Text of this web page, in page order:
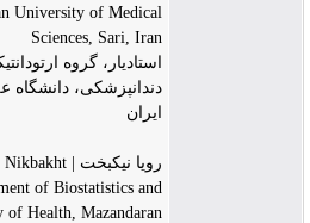
University of Medical
Sciences, Sari, Iran
استادیار، گروه
دندانپزشکی، دانشگاه
ایران
رویا نیکبخت | Roya Nikbakht
of Biostatistics and
of Health, Mazandaran